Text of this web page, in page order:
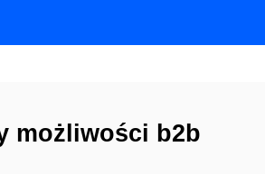
możliwości b2b